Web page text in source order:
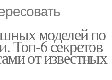
моделей по
Топ-6 секретов
от известных